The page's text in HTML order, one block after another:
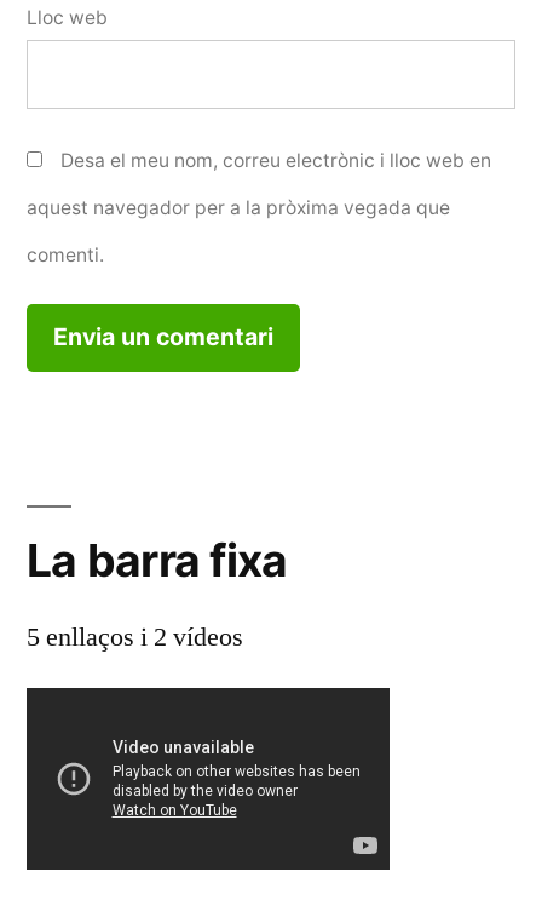
Lloc web
Desa el meu nom, correu electrònic i lloc web en
aquest navegador per a la pròxima vegada que
comenti.
La barra fixa
5 enllaços i 2 vídeos